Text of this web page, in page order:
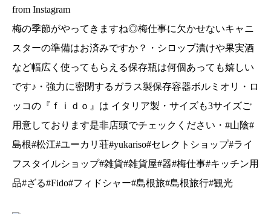
スタイルショップ#雑貨#雑貨屋#器#梅仕事#キッ
チン用品#ざる#Fido#フィドシャー#島根旅#島根
from Instagram
梅の季節がやってきますね◎梅仕事に欠かせないキャニ
スターの準備はお済みですか？・シロップ漬けや果実酒
など幅広く使ってもらえる保存瓶は何個あっても嬉しい
です♪・強力に密閉するガラス製保存容器ボルミオリ・ロ
ッコの『ｆｉｄｏ』は イタリア製・サイズも3サイズご
用意しております是非店頭でチェックください・#山陰#
島根#松江#ユーカリ荘#yukariso#セレクトショップ#ライ
フスタイルショップ#雑貨#雑貨屋#器#梅仕事#キッチン用
品#ざる#Fido#フィドシャー#島根旅#島根旅行#観光